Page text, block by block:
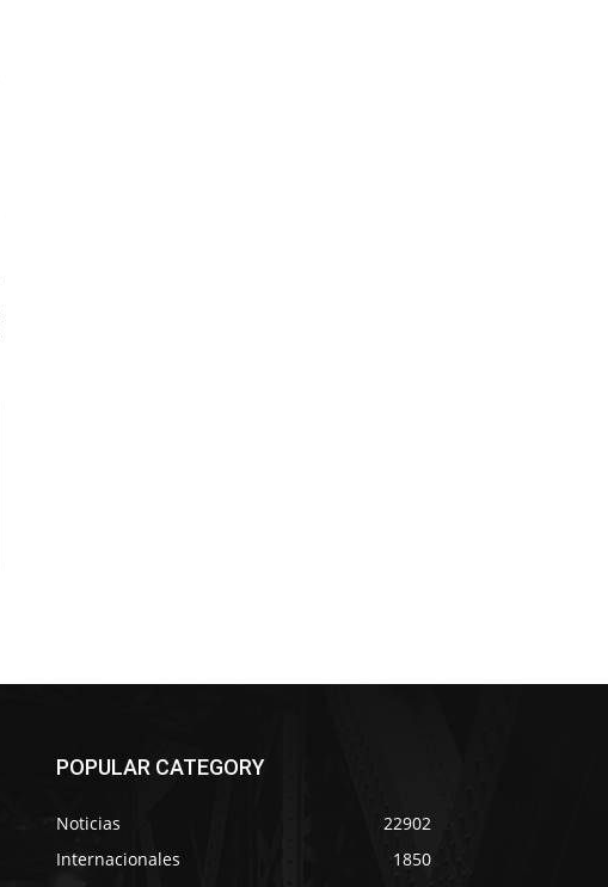
POPULAR CATEGORY
Noticias
22902
Internacionales
1850